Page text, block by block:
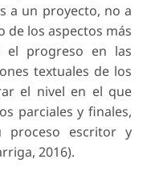
a un proyecto, no a
de los aspectos más
el progreso en las
textuales de los
el nivel en el que
parciales y finales,
proceso escritor y
2016).